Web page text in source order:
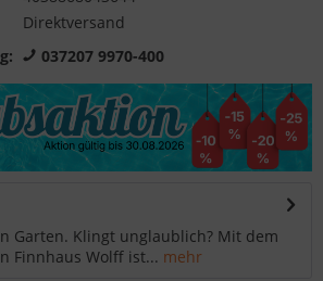
Direktversand
037207 9970-400
Garten. Klingt unglaublich? Mit dem
Finnhaus Wolff ist... mehr